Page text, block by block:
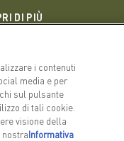
DI PIÙ
Italia Facebook
Italia Instagram
i contenuti
media e per
sul pulsante
di tali cookie.
visione della
a new tab)Informativa